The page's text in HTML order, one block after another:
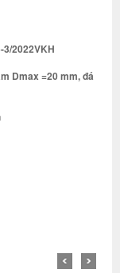
3/2022VKH
Dmax =20 mm, đá